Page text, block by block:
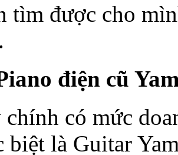
tìm được cho
điện cũ
có mức
biệt là Guitar